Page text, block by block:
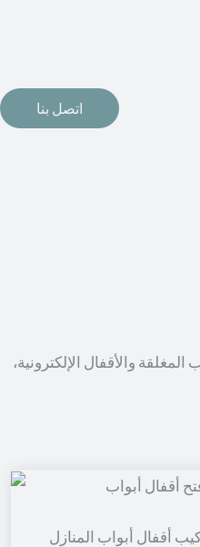
اتصل بنا
والأقفال الإلكترونية،
أقفال أبواب المنازل